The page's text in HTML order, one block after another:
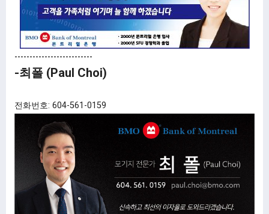
--------------------------
-최폴 (Paul Choi)
전화번호: 604-561-0159